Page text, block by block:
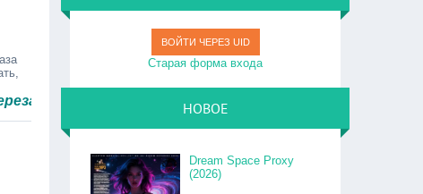
быстро.
ВОЙТИ ЧЕРЕЗ UID
Старая форма входа
НОВОЕ
Dream Space Proxy
(2026)